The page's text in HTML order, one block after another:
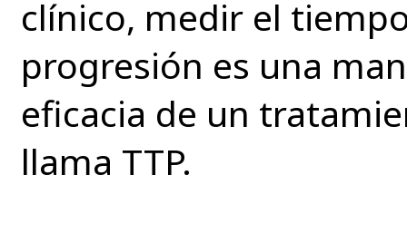
clínico, medir el
progresión es una
eficacia de un
llama TTP.